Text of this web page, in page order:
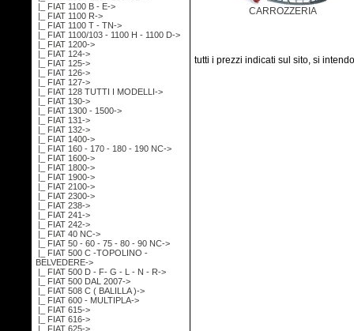
|_ FIAT 1100 B - E->
|_ FIAT 1100 R->
|_ FIAT 1100 T - TN->
|_ FIAT 1100/103 - 1100 H - 1100 D->
|_ FIAT 1200->
|_ FIAT 124->
|_ FIAT 125->
|_ FIAT 126->
|_ FIAT 127->
|_ FIAT 128 TUTTI I MODELLI->
|_ FIAT 130->
|_ FIAT 1300 - 1500->
|_ FIAT 131->
|_ FIAT 132->
|_ FIAT 1400->
|_ FIAT 160 - 170 - 180 - 190 NC->
|_ FIAT 1600->
|_ FIAT 1800->
|_ FIAT 1900->
|_ FIAT 2100->
|_ FIAT 2300->
|_ FIAT 238->
|_ FIAT 241->
|_ FIAT 242->
|_ FIAT 40 NC->
|_ FIAT 50 - 60 - 75 - 80 - 90 NC->
|_ FIAT 500 C -TOPOLINO -
BELVEDERE->
|_ FIAT 500 D - F- G - L - N - R->
|_ FIAT 500 DAL 2007->
|_ FIAT 508 C ( BALILLA )->
|_ FIAT 600 - MULTIPLA->
|_ FIAT 615->
|_ FIAT 616->
|_ FIAT 625->
CARROZZERIA
tutti i prezzi indicati sul sito, si